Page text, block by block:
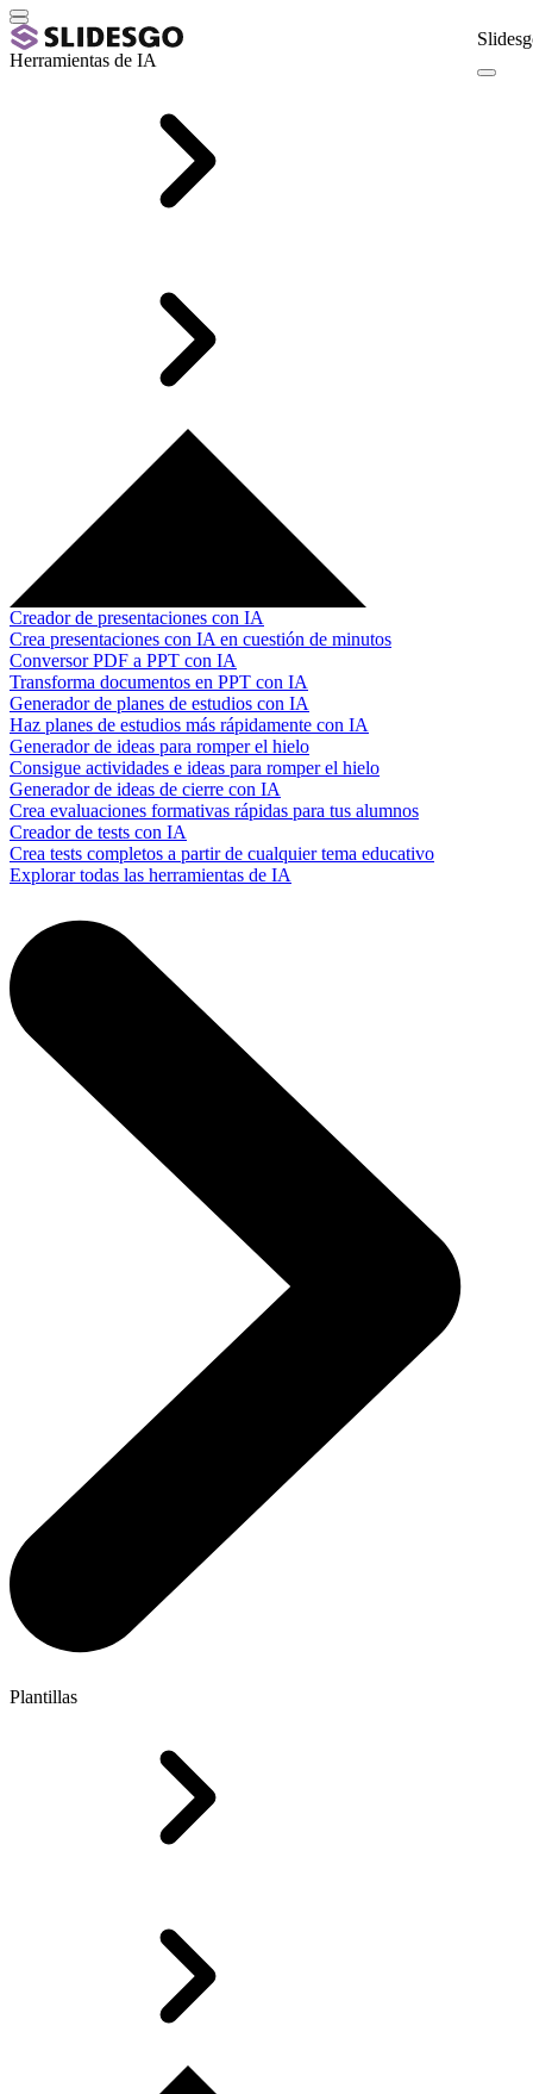
Herramientas de IA
Creador de presentaciones con IA
Crea presentaciones con IA en cuestión de minutos
Conversor PDF a PPT con IA
Transforma documentos en PPT con IA
Generador de planes de estudios con IA
Haz planes de estudios más rápidamente con IA
Generador de ideas para romper el hielo
Consigue actividades e ideas para romper el hielo
Generador de ideas de cierre con IA
Crea evaluaciones formativas rápidas para tus alumnos
Creador de tests con IA
Crea tests completos a partir de cualquier tema educativo
Explorar todas las herramientas de IA
Plantillas